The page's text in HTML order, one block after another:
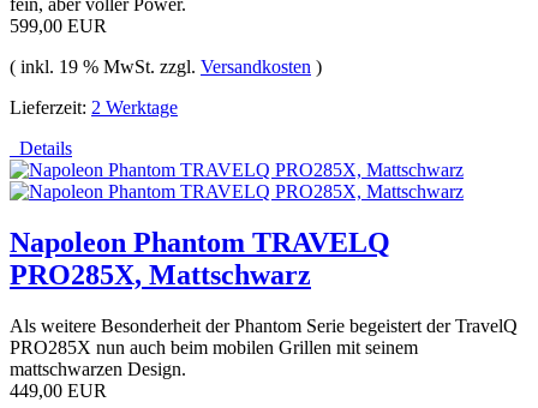
599,00 EUR
( inkl. 19 % MwSt. zzgl. Versandkosten )
Lieferzeit: 2 Werktage
Details
Napoleon Phantom TRAVELQ
PRO285X, Mattschwarz
Als weitere Besonderheit der Phantom Serie begeistert der TravelQ
PRO285X nun auch beim mobilen Grillen mit seinem
mattschwarzen Design.
449,00 EUR